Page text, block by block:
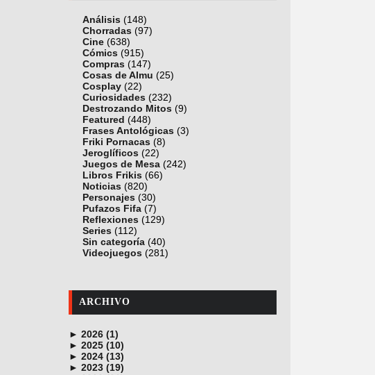
Análisis (148)
Chorradas (97)
Cine (638)
Cómics (915)
Compras (147)
Cosas de Almu (25)
Cosplay (22)
Curiosidades (232)
Destrozando Mitos (9)
Featured (448)
Frases Antológicas (3)
Friki Pornacas (8)
Jeroglíficos (22)
Juegos de Mesa (242)
Libros Frikis (66)
Noticias (820)
Personajes (30)
Pufazos Fifa (7)
Reflexiones (129)
Series (112)
Sin categoría (40)
Videojuegos (281)
ARCHIVO
► 2026 (1)
junio (1)
► 2025 (10)
noviembre (1)
octubre (1)
► 2024 (13)
diciembre (4)
► 2023 (19)